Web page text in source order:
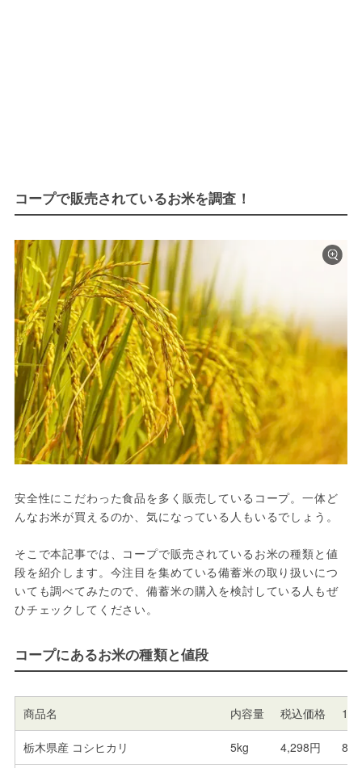
コープで販売されているお米を調査！
安全性にこだわった食品を多く販売しているコープ。一体ど
んなお米が買えるのか、気になっている人もいるでしょう。
そこで本記事では、コープで販売されているお米の種類と値
段を紹介します。今注目を集めている備蓄米の取り扱いにつ
いても調べてみたので、備蓄米の購入を検討している人もぜ
ひチェックしてください。
コープにあるお米の種類と値段
商品名 内容量 税込価格
栃木県産 コシヒカリ 5kg 4,298円